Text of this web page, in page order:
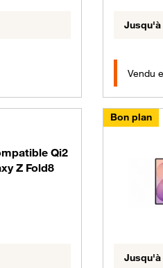
Jusqu'à
Vendu
Qi2
Z Fold8
Bon plan
Jusqu'à